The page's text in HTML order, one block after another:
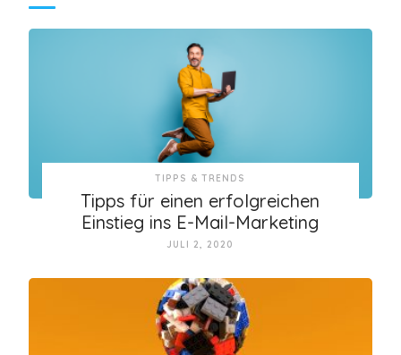
TIPPS & TRENDS
Tipps für einen erfolgreichen
Einstieg ins E-Mail-Marketing
JULI 2, 2020